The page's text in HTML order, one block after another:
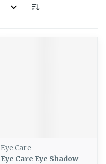
Eye Care
Eye Care Eye Shadow